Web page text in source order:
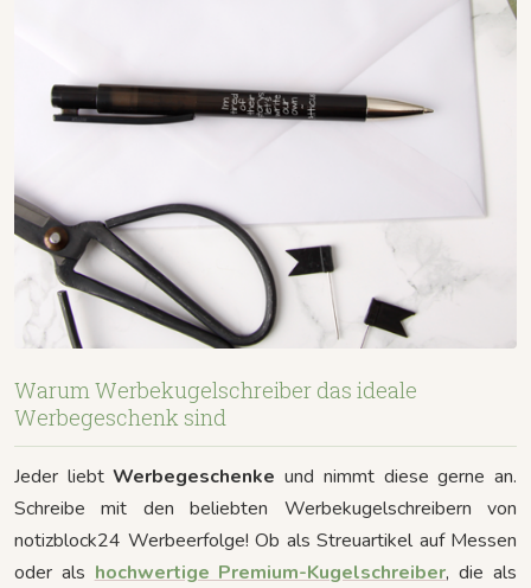
Warum Werbekugelschreiber das ideale
Werbegeschenk sind
Jeder liebtWerbegeschenkeund nimmt diese gerne an.
Schreibe mit den beliebten Werbekugelschreibern von
notizblock24 Werbeerfolge! Ob als Streuartikel auf Messen
oder als hochwertige Premium-Kugelschreiber, die als